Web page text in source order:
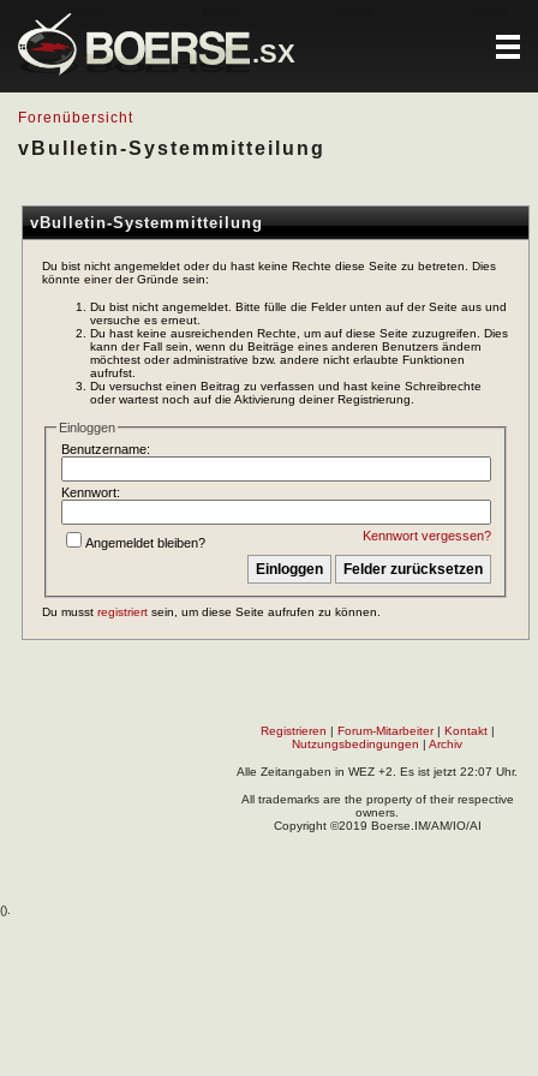
.SX
Forenübersicht
vBulletin-Systemmitteilung
vBulletin-Systemmitteilung
Du bist nicht angemeldet oder du hast keine Rechte diese Seite zu betreten. Dies
könnte einer der Gründe sein:
Du bist nicht angemeldet. Bitte fülle die Felder unten auf der Seite aus und
versuche es erneut.
Du hast keine ausreichenden Rechte, um auf diese Seite zuzugreifen. Dies
kann der Fall sein, wenn du Beiträge eines anderen Benutzers ändern
möchtest oder administrative bzw. andere nicht erlaubte Funktionen
aufrufst.
Du versuchst einen Beitrag zu verfassen und hast keine Schreibrechte
oder wartest noch auf die Aktivierung deiner Registrierung.
Einloggen
Benutzername:
Kennwort:
Kennwort vergessen?
Angemeldet bleiben?
Du musst registriert sein, um diese Seite aufrufen zu können.
Registrieren | Forum-Mitarbeiter| Kontakt|
Nutzungsbedingungen | Archiv
Alle Zeitangaben in WEZ +2. Es ist jetzt 22:07 Uhr.
All trademarks are the property of their respective
owners.
Copyright ©2019 Boerse.IM/AM/IO/AI
().